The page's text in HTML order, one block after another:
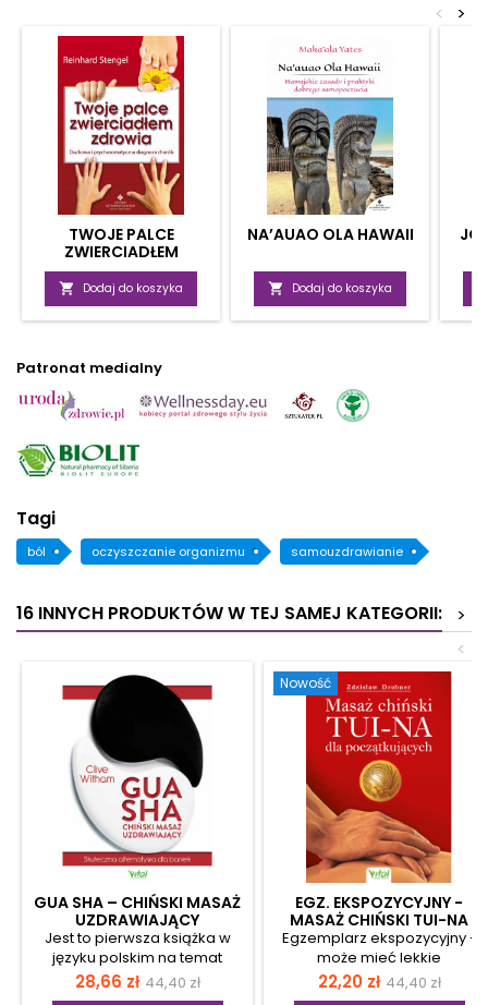
>
<
TWOJE PALCE
ZWIERCIADŁEM
ZDROWIA
 Dodaj do koszyka
NA’AUAO OLA HAWAII
 Dodaj do koszyka
Patronat medialny
Tagi
ból oczyszczanie organizmu samouzdrawianie
16 INNYCH PRODUKTÓW W TEJ SAMEJ KATEGORII:
>
<
GUA SHA – CHIŃSKI MASAŻ
UZDRAWIAJĄCY
Jest to pierwsza książka w
języku polskim na temat
starożytnej techniki
terapeutycznej Gua Sha. Jest
Cena
28,66 zł Cena
44,40 zł
Nowość
EGZ. EKSPOZYCYJNY -
MASAŻ CHIŃSKI TUI-NA
DLA POCZĄTKUJĄCYCH
Egzemplarz ekspozycyjny -
może mieć lekkie
uszkodzenia (np.
zarysowanie, otarcie okładki,
Cena
22,20 zł Cena
44,40 zł